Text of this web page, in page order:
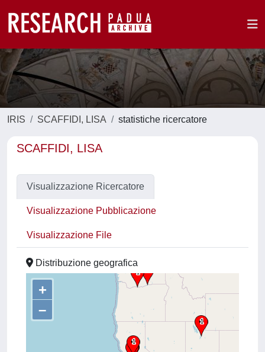
IRIS SCAFFIDI, LISA statistiche ricercatore
SCAFFIDI, LISA
Visualizzazione Ricercatore
Visualizzazione Pubblicazione
Visualizzazione File
Distribuzione geografica
+
–